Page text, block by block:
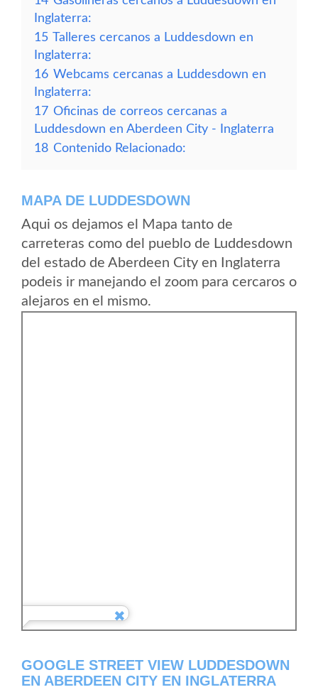
Inglaterra:
15 Talleres cercanos a Luddesdown en
Inglaterra:
16 Webcams cercanas a Luddesdown en
Inglaterra:
17 Oficinas de correos cercanas a
Luddesdown en Aberdeen City - Inglaterra
18 Contenido Relacionado:
MAPA DE LUDDESDOWN
Aqui os dejamos el Mapa tanto de
carreteras como del pueblo de Luddesdown
del estado de Aberdeen City en Inglaterra
podeis ir manejando el zoom para cercaros o
alejaros en el mismo.
GOOGLE STREET VIEW LUDDESDOWN
EN ABERDEEN CITY EN INGLATERRA